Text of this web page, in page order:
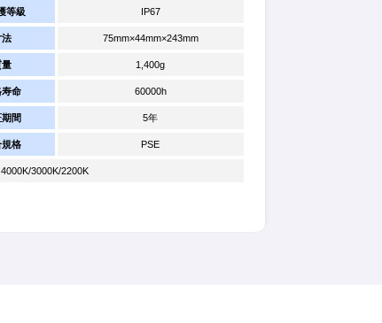
等級 IP67
法 75mm×44mm×243mm
量 1,400g
命 60000h
間 5年
格 PSE
3000K/2200K